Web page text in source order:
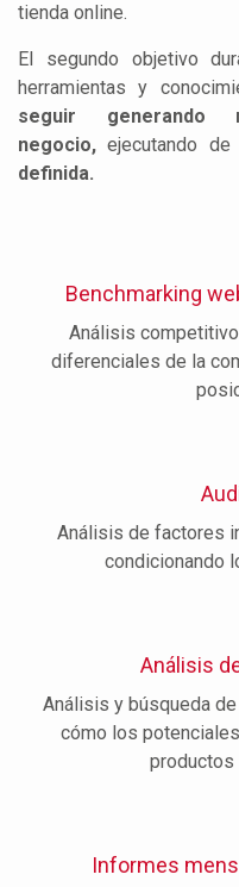
tienda online.
El segundo objetivo
herramientas y
seguir generando
negocio, ejecutando de
definida.
Benchmarking
Análisis
diferenciales de la
Análisis de factores
condicionando
Análisis
Análisis y búsqueda
cómo los
productos
Informes